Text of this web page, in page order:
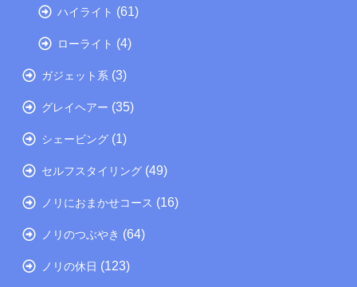
ハイライト (61)
ローライト (4)
ガジェット系 (3)
グレイヘアー (35)
シェービング (1)
セルフスタイリング (49)
ノリにおまかせコース (16)
ノリのつぶやき (64)
ノリの休日 (123)